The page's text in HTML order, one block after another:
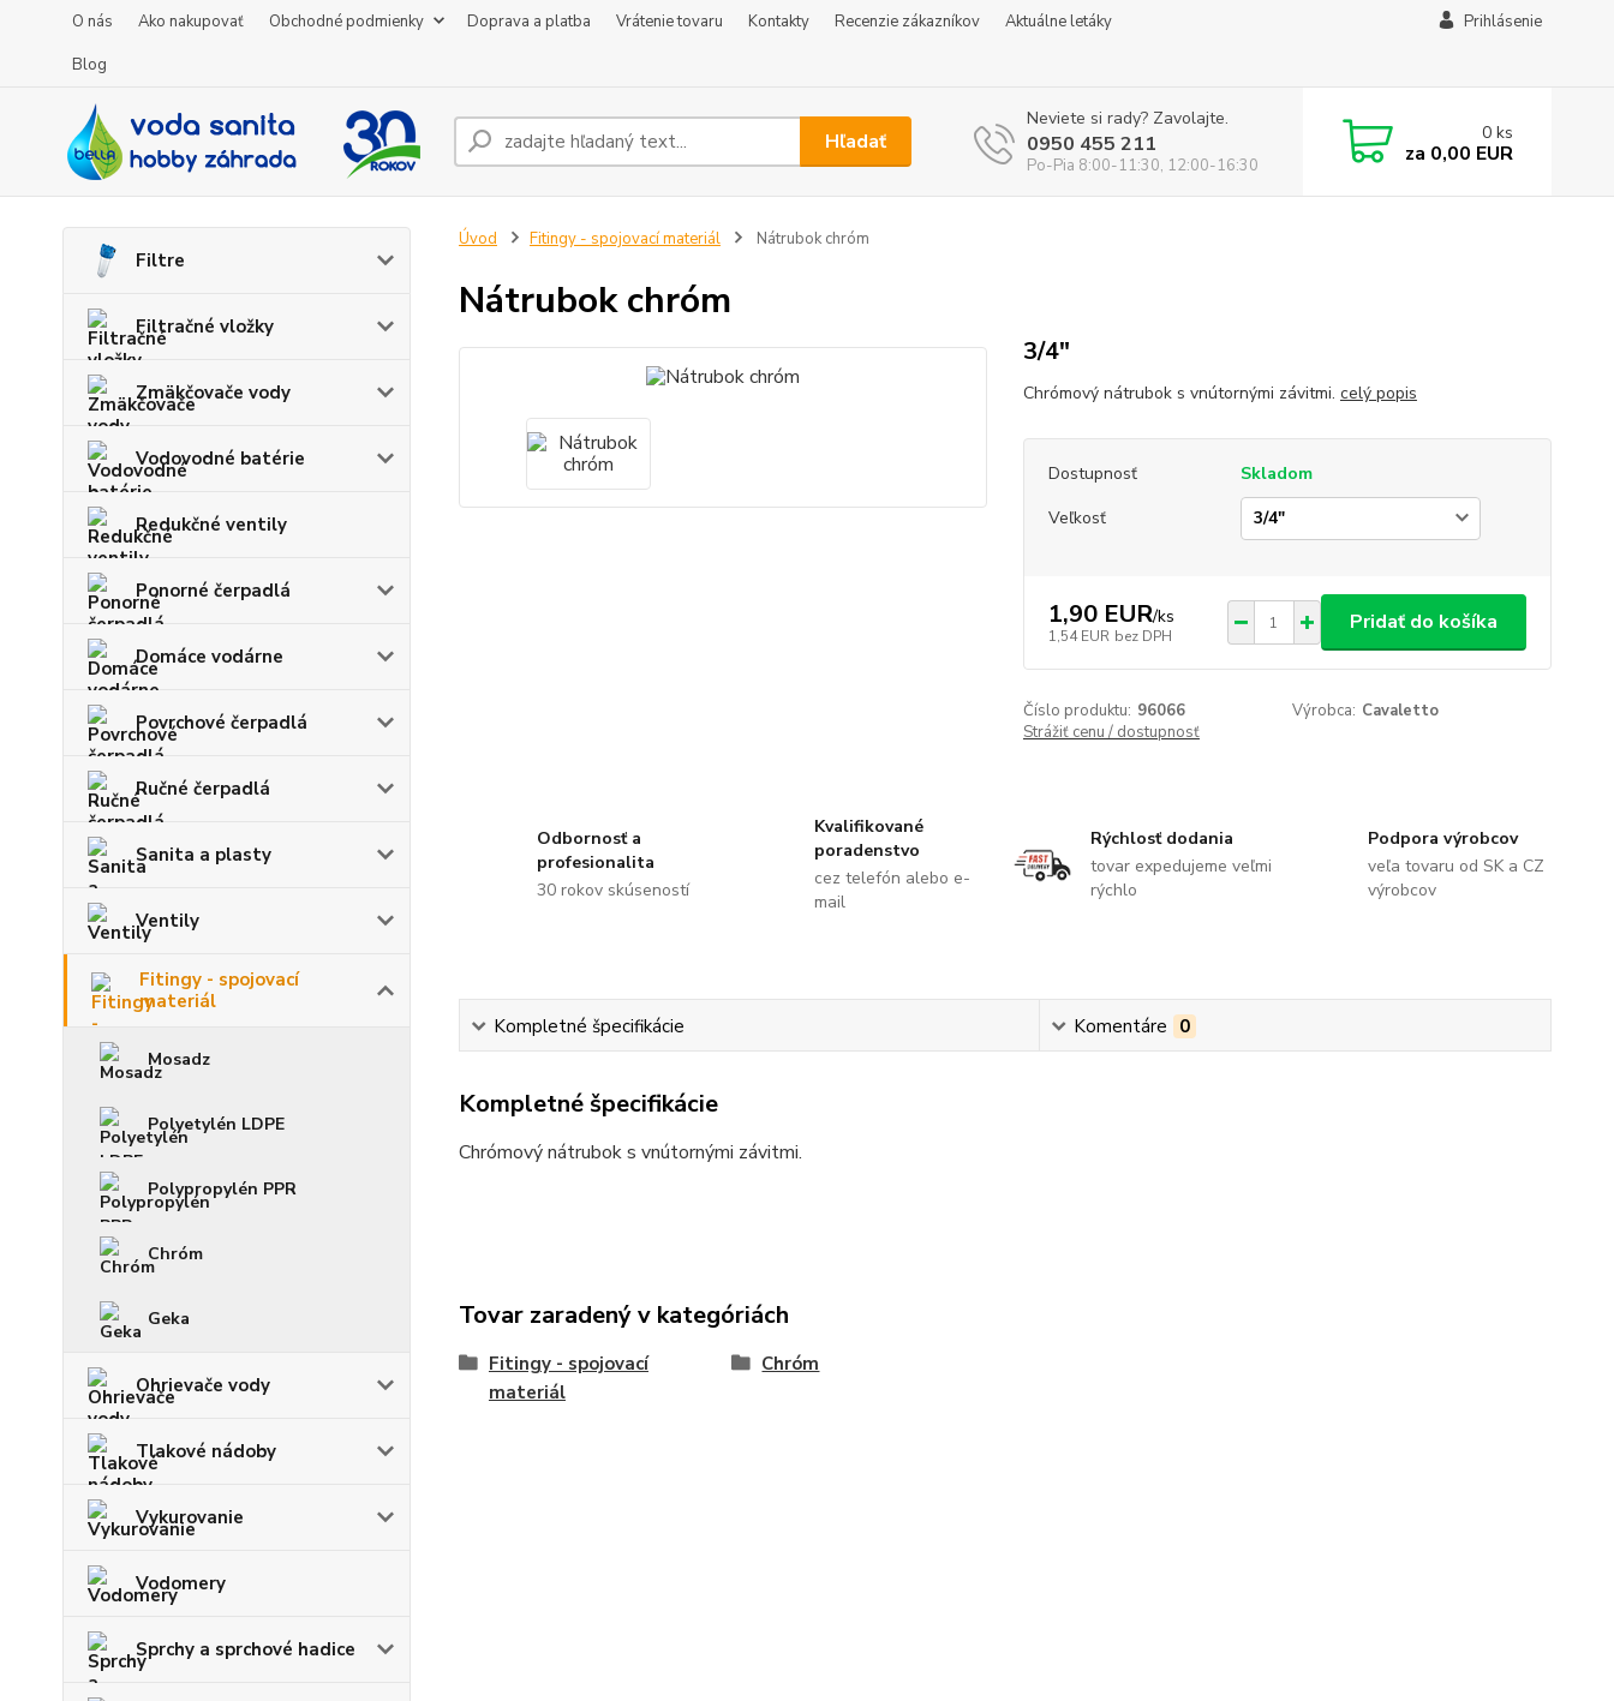
O nás Ako nakupovať Obchodné podmienky Doprava a platba Vrátenie tovaru Kontakty Recenzie zákazníkov
Aktuálne letáky
Blog
Prihlásenie
Hľadať
Neviete si rady? Zavolajte.
0950 455 211
Po-Pia 8:00-11:30, 12:00-16:30
0 ks
za 0,00 EUR
Filtre
Filtračné vložky
Zmäkčovače vody
Vodovodné batérie
Redukčné ventily
Ponorné čerpadlá
Domáce vodárne
Povrchové čerpadlá
Ručné čerpadlá
Sanita a plasty
Ventily
Fitingy - spojovací
materiál
Mosadz
Polyetylén LDPE
Polypropylén PPR
Chróm
Geka
Ohrievače vody
Tlakové nádoby
Vykurovanie
Vodomery
Sprchy a sprchové hadice
Úvod Fitingy - spojovací materiál Nátrubok chróm
Nátrubok chróm
3/4"
Chrómový nátrubok s vnútornými závitmi. celý popis
Dostupnosť
Skladom
Veľkosť
1,90 EUR/ks
1,54 EUR bez DPH
Pridať do košíka
Číslo produktu: 96066 Výrobca: Cavaletto
Strážiť cenu / dostupnosť
Odbornosť a
profesionalita
30 rokov skúseností
Kvalifikované
poradenstvo
cez telefón alebo e-
mail
Rýchlosť dodania
tovar expedujeme veľmi
rýchlo
Podpora výrobcov
veľa tovaru od SK a CZ
výrobcov
Kompletné špecifikácie Komentáre 0
Kompletné špecifikácie
Chrómový nátrubok s vnútornými závitmi.
Tovar zaradený v kategóriách
Fitingy - spojovací
materiál
Chróm